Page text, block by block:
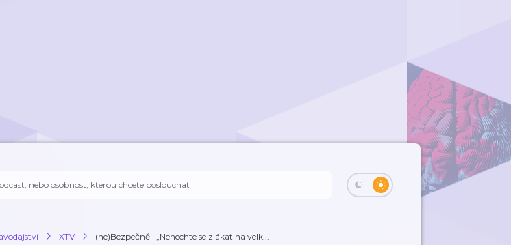
XTV (ne)Bezpečně | „Nenechte se zlákat na velk...